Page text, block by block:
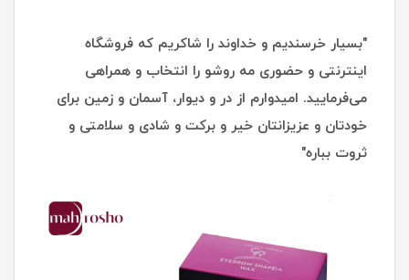
"بسیار خرسندیم و خداوند را شاکریم که فروشگاه
اینترنتی و حضوری مه روشو را انتخاب و همراهی
می‌فرمایید. امیدوارم از در و دیوار، آسمان و زمین برای
خودتان و عزیزانتان خیر و برکت و شادی و سلامتی و
ثروت بباره"